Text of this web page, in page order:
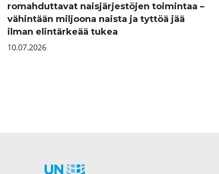
romahduttavat naisjärjestöjen toimintaa –
vähintään miljoona naista ja tyttöä jää
ilman elintärkeää tukea
10.07.2026